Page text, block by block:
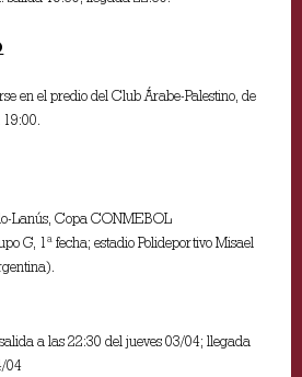
en el predio del Club Árabe-Palestino, de
Lanús, Copa CONMEBOL
G, 1ª fecha; estadio Polideportivo Misael
a las 22:30 del jueves 03/04; llegada
04